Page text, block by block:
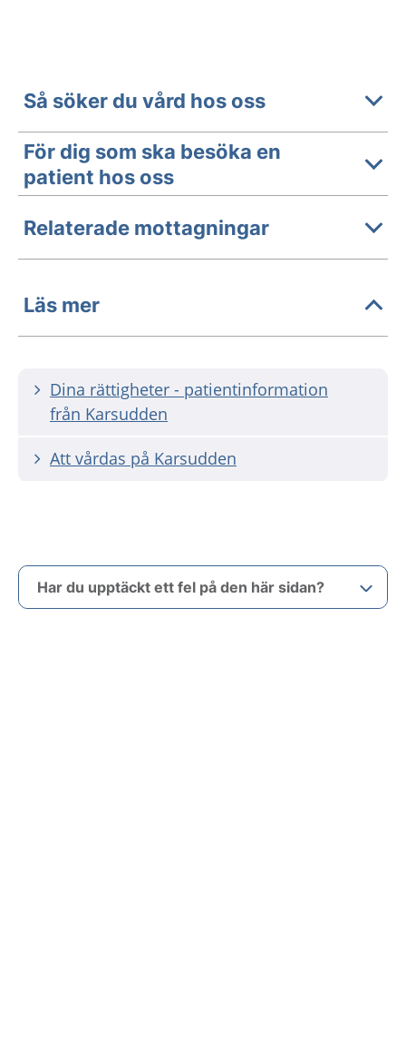
Så söker du vård hos oss
För dig som ska besöka en
patient hos oss
Relaterade mottagningar
Läs mer
Dina rättigheter - patientinformation
från Karsudden
Att vårdas på Karsudden
Har du upptäckt ett fel på den här sidan?